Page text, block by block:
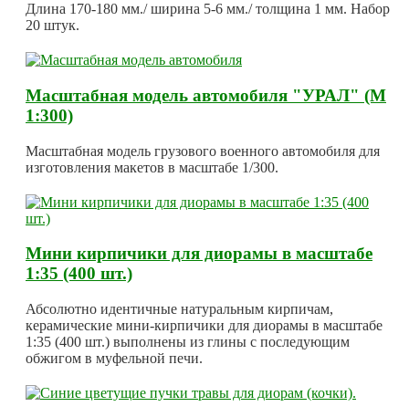
Длина 170-180 мм./ ширина 5-6 мм./ толщина 1 мм. Набор
20 штук.
Масштабная модель автомобиля "УРАЛ" (М
1:300)
Масштабная модель грузового военного автомобиля для
изготовления макетов в масштабе 1/300.
Мини кирпичики для диорамы в масштабе
1:35 (400 шт.)
Абсолютно идентичные натуральным кирпичам,
керамические мини-кирпичики для диорамы в масштабе
1:35 (400 шт.) выполнены из глины с последующим
обжигом в муфельной печи.